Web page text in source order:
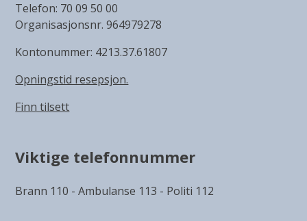
Telefon: 70 09 50 00
Organisasjonsnr. 964979278
Kontonummer: 4213.37.61807
Opningstid resepsjon.
Finn tilsett
Viktige telefonnummer
Brann 110 - Ambulanse 113 - Politi 112